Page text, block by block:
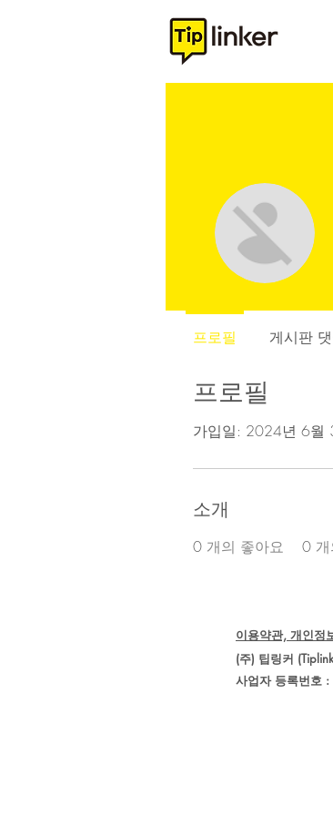
프로필
가입일: 2024년 6월
소개
0 개의 좋아요 0
프로필 게시판
이용약관, 개인정
(주) 팁링커
사업자 등록번호